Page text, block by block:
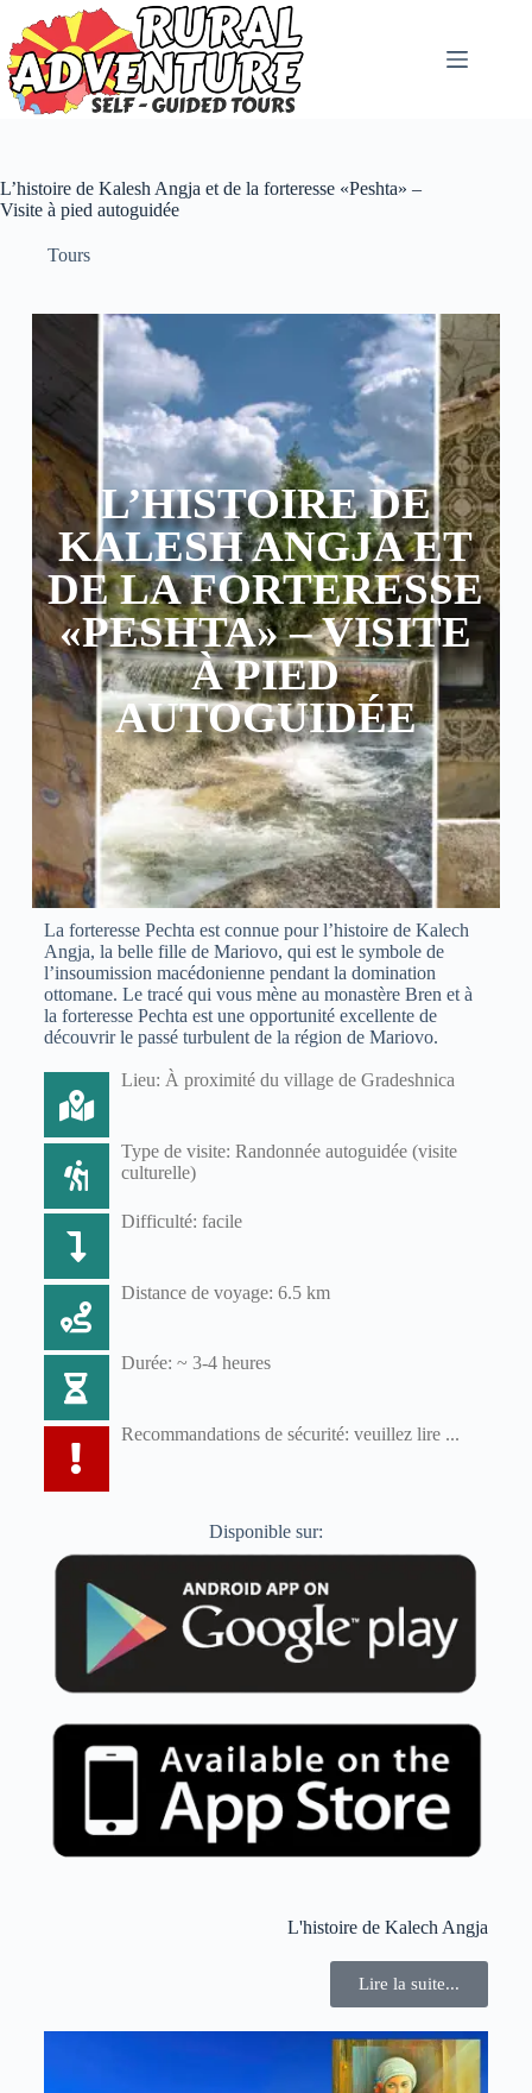
L’histoire de Kalesh Angja et de la forteresse «Peshta» –
Visite à pied autoguidée
Tours
L’HISTOIRE DE
KALESH ANGJA ET
DE LA FORTERESSE
«PESHTA» – VISITE
À PIED
AUTOGUIDÉE
La forteresse Pechta est connue pour l’histoire de Kalech
Angja, la belle fille de Mariovo, qui est le symbole de
l’insoumission macédonienne pendant la domination
ottomane. Le tracé qui vous mène au monastère Bren et à
la forteresse Pechta est une opportunité excellente de
découvrir le passé turbulent de la région de Mariovo.
Lieu: À proximité du village de Gradeshnica
Type de visite: Randonnée autoguidée (visite
culturelle)
Difficulté: facile
Distance de voyage: 6.5 km
Durée: ~ 3-4 heures
Recommandations de sécurité: veuillez lire ...
Disponible sur:
L'histoire de Kalech Angja
Lire la suite...